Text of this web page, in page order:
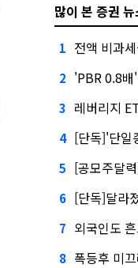
많이 본 증권 뉴
1 전액 비과
2 'PBR 0.8배' 지우
3 레버리지 ETF 판매
4 [단독]'단일종목레
5 [공모주달력]증
6 [단독]달라졌다
7 외국인도 흔드는
8 폭등후 미끄러